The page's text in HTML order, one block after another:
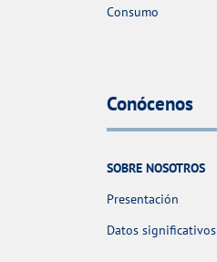
Consumo
Conócenos
SOBRE NOSOTROS
Presentación
Datos significativos